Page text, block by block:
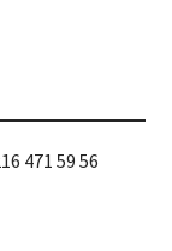
471 59 56